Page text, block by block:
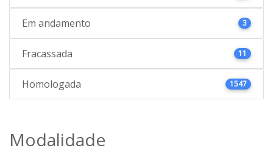
Em andamento 3
Fracassada 11
Homologada 1547
Modalidade